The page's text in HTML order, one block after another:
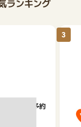
ランキング
びネット予約
3